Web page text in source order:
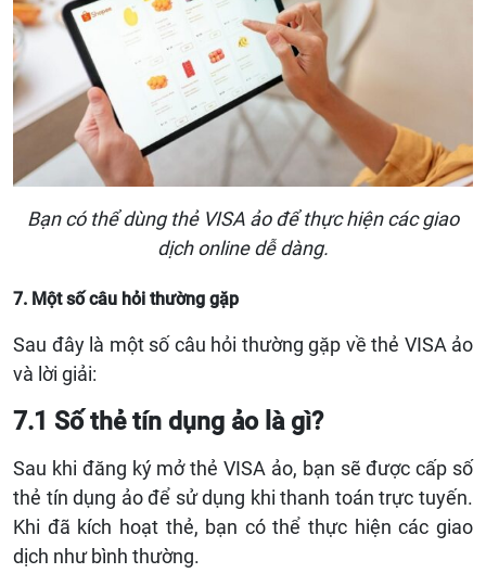
Bạn có thể dùng thẻ VISA ảo để thực hiện các giao
dịch online dễ dàng.
7. Một số câu hỏi thường gặp
Sau đây là một số câu hỏi thường gặp về thẻ VISA ảo
và lời giải:
7.1 Số thẻ tín dụng ảo là gì?
Sau khi đăng ký mở thẻ VISA ảo, bạn sẽ được cấp số
thẻ tín dụng ảo để sử dụng khi thanh toán trực tuyến.
Khi đã kích hoạt thẻ, bạn có thể thực hiện các giao
dịch như bình thường.